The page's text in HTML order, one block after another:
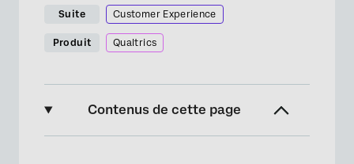
Suite Customer Experience
Produit Qualtrics
Contenus de cette page